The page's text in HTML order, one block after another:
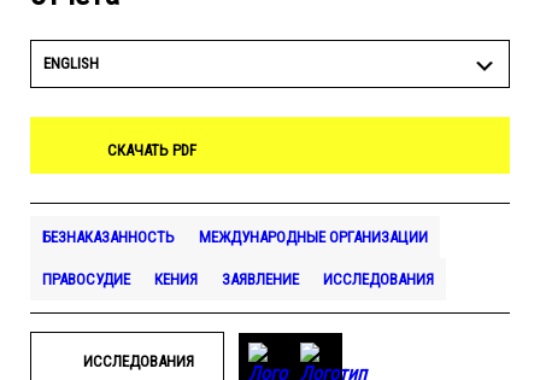
ENGLISH
СКАЧАТЬ PDF
БЕЗНАКАЗАННОСТЬ МЕЖДУНАРОДНЫЕ ОРГАНИЗАЦИИ
ПРАВОСУДИЕ КЕНИЯ ЗАЯВЛЕНИЕ ИССЛЕДОВАНИЯ
ИССЛЕДОВАНИЯ